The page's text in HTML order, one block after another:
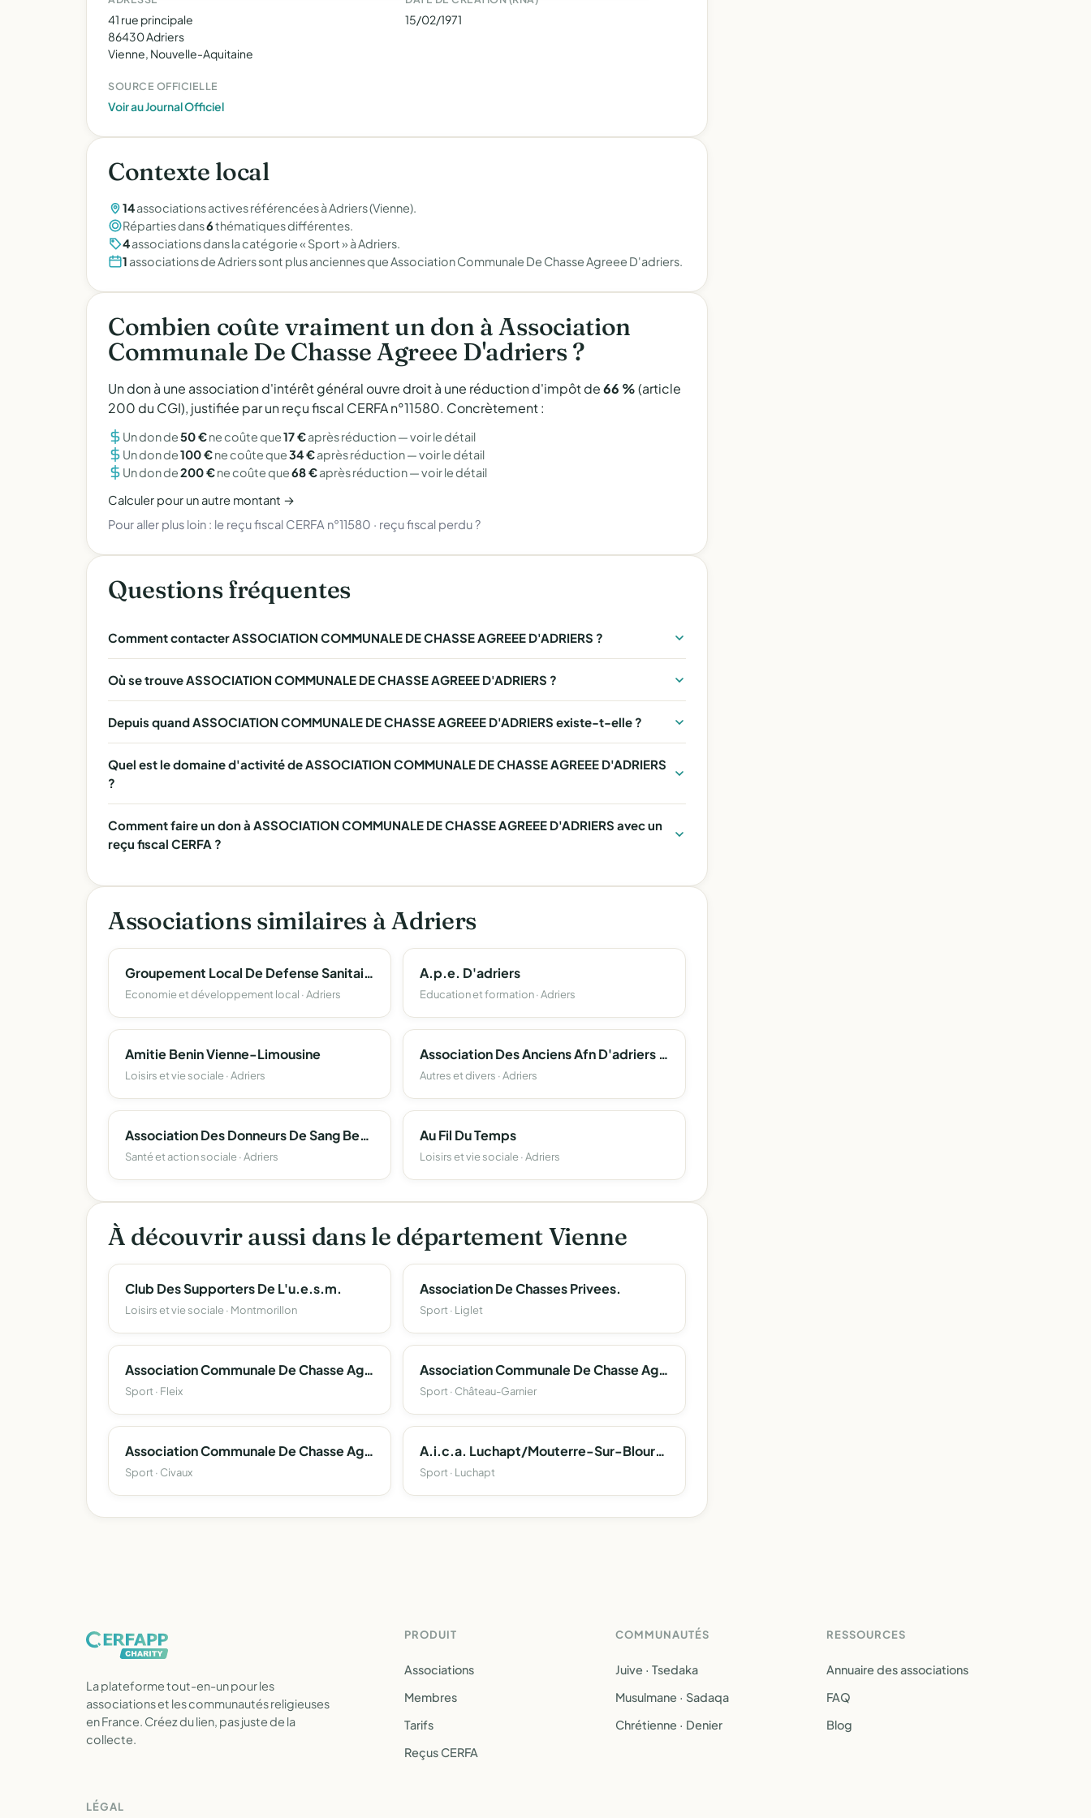
41 rue principale
86430 Adriers
Vienne, Nouvelle-Aquitaine
15/02/1971
SOURCE OFFICIELLE
Voir au Journal Officiel
Contexte local
14associations actives référencées à Adriers (Vienne).
Réparties dans6thématiques différentes.
4associations dans la catégorie « Sport » à Adriers.
1 associations de Adriers sont plus anciennes que Association Communale De Chasse Agreee D'adriers.
Combien coûte vraiment un don à Association
Communale De Chasse Agreee D'adriers ?
Un don à une association d'intérêt général ouvre droit à une réduction d'impôt de66 %(article
200 du CGI), justifiée par un reçu fiscal CERFA n°11580. Concrètement :
Un don de50 €ne coûte que17 €après réduction —voir le détail
Un don de100 €ne coûte que34 €après réduction —voir le détail
Un don de200 €ne coûte que68 €après réduction —voir le détail
Calculer pour un autre montant →
Pour aller plus loin : le reçu fiscal CERFA n°11580 · reçu fiscal perdu ?
Questions fréquentes
Comment contacter ASSOCIATION COMMUNALE DE CHASSE AGREEE D'ADRIERS ?
Où se trouve ASSOCIATION COMMUNALE DE CHASSE AGREEE D'ADRIERS ?
Depuis quand ASSOCIATION COMMUNALE DE CHASSE AGREEE D'ADRIERS existe-t-elle ?
Quel est le domaine d'activité de ASSOCIATION COMMUNALE DE CHASSE AGREEE D'ADRIERS
?
Comment faire un don à ASSOCIATION COMMUNALE DE CHASSE AGREEE D'ADRIERS avec un
reçu fiscal CERFA ?
Associations similaires à Adriers
Groupement Local De Defense Sanitaire Du Betail D'adriers - Mouterre Sur Blourde
Economie et développement local · Adriers
A.p.e. D'adriers
Education et formation · Adriers
Amitie Benin Vienne-Limousine
Loisirs et vie sociale · Adriers
Association Des Anciens Afn D'adriers - Fnaca
Autres et divers · Adriers
Association Des Donneurs De Sang Benevoles De La Region De Poitiers Section D'adriers.
Santé et action sociale · Adriers
Au Fil Du Temps
Loisirs et vie sociale · Adriers
À découvrir aussi dans le département Vienne
Club Des Supporters De L'u.e.s.m.
Loisirs et vie sociale · Montmorillon
Association De Chasses Privees.
Sport · Liglet
Association Communale De Chasse Agreee De Fleix
Sport · Fleix
Association Communale De Chasse Agreee De Chateau Garnier
Sport · Château-Garnier
Association Communale De Chasse Agreee De Civaux.
Sport · Civaux
A.i.c.a. Luchapt/Mouterre-Sur-Blourde
Sport · Luchapt
La plateforme tout-en-un pour les
associations et les communautés religieuses
en France. Créez du lien, pas juste de la
collecte.
PRODUIT
Associations
Membres
Tarifs
Reçus CERFA
COMMUNAUTÉS
Juive · Tsedaka
Musulmane · Sadaqa
Chrétienne · Denier
RESSOURCES
Annuaire des associations
FAQ
Blog
LÉGAL